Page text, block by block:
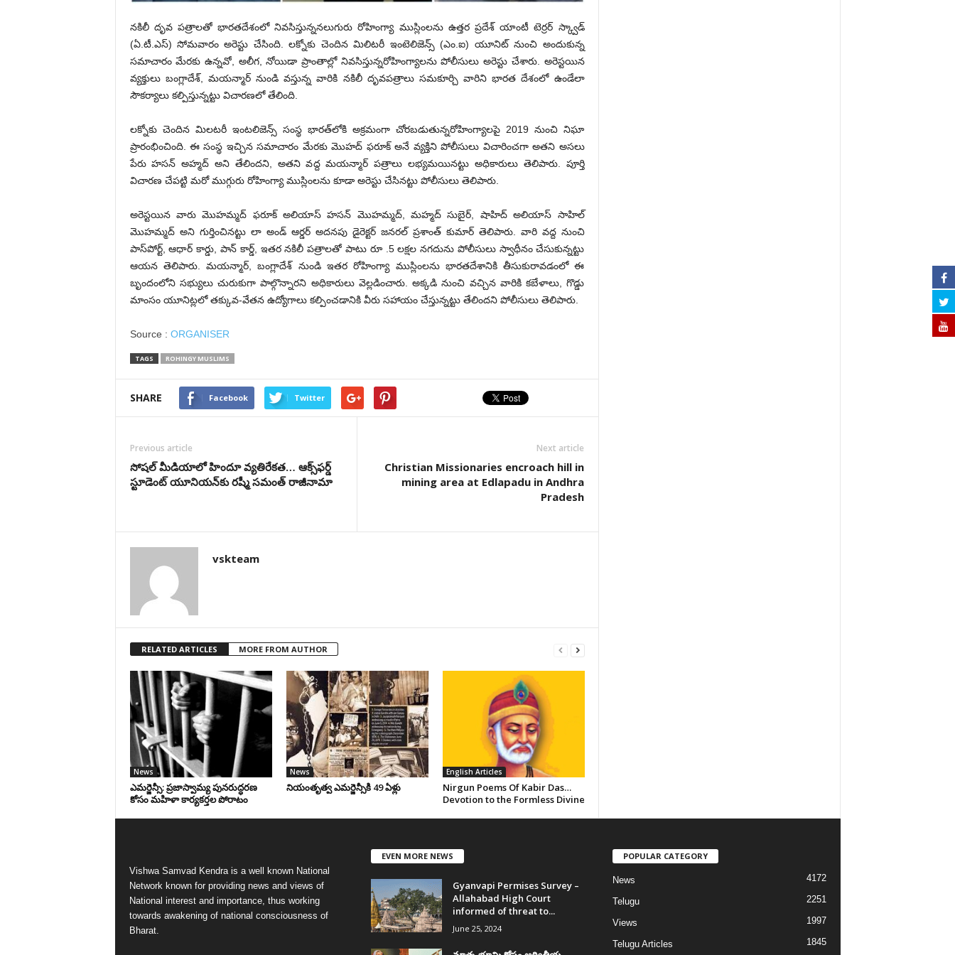
నకిలీ దృవ పత్రాలతో భారతదేశంలో నివసిస్తున్ననలుగురు రోహింగ్యా ముస్లింలను ఉత్తర ప్రదేశ్ యాంటీ టెర్రర్ స్క్వాడ్
(ఏ.టీ.ఎస్‌) సోమ‌వారం అరెస్టు చేసింది. లక్నోకు చెందిన మిలిటరీ ఇంటెలిజెన్స్ (ఎం.ఐ) యూనిట్ నుంచి అందుకున్న
స‌మాచారం మేర‌కు ఉన్నవో, అలీగ, నోయిడా ప్రాంతాల్లో నివ‌సిస్తున్న‌రోహింగ్యాల‌ను పోలీసులు అరెస్టు చేశారు. అరెస్ట‌యిన
వ్య‌క్తులు బంగ్లాదేశ్, మయన్మార్ నుండి వ‌స్తున్న వారికి న‌కిలీ దృవ‌పత్రాలు స‌మ‌కూర్చి వారిని భార‌త దేశంలో ఉండేలా
సౌక‌ర్యాలు క‌ల్పిస్తున్న‌ట్టు విచార‌ణ‌లో తేలింది.
ల‌క్నోకు చెందిన మిల‌ట‌రీ ఇంటలిజెన్స్ సంస్థ భార‌త్‌లోకి అక్ర‌మంగా చోర‌బ‌డుతున్నరోహింగ్యాల‌పై 2019 నుంచి నిఘా
ప్రారంభించింది. ఈ సంస్థ ఇచ్చిన స‌మాచారం మేర‌కు మొహద్ ఫరూక్ అనే వ్య‌క్తిని పోలీసులు విచారించ‌గా అతని అస‌లు
పేరు హసన్ అహ్మద్ అని తేలింద‌ని, అత‌ని వ‌ద్ద మయన్మార్ పత్రాలు ల‌భ్య‌మ‌యిన‌ట్టు అధికారులు తెలిపారు. పూర్తి
విచార‌ణ చేప‌ట్టి మ‌రో ముగ్గురు రోహింగ్యా ముస్లింల‌ను కూడా అరెస్టు చేసిన‌ట్టు పోలీసులు తెలిపారు.
అరెస్టయిన వారు మొహమ్మద్ ఫరూక్ అలియాస్ హసన్ మొహమ్మద్, మహ్మద్ సుబైర్, షాహిద్ అలియాస్ సాహిల్
మొహమ్మద్ అని గుర్తించినట్టు లా అండ్ ఆర్డర్ అదనపు డైరెక్టర్ జనరల్ ప్రశాంత్ కుమార్ తెలిపారు. వారి వ‌ద్ద నుంచి
పాస్‌పోర్ట్, ఆధార్ కార్డు, పాన్ కార్డ్, ఇత‌ర‌ నకిలీ పత్రాలతో పాటు రూ .5 లక్షల నగదును పోలీసులు స్వాధీనం చేసుకున్న‌ట్టు
ఆయ‌న తెలిపారు. మయన్మార్, బంగ్లాదేశ్ నుండి ఇతర రోహింగ్యా ముస్లింలను భారతదేశానికి తీసుకురావడంలో ఈ
బృందంలోని సభ్యులు చురుకుగా పాల్గొన్నారని అధికారులు వెల్లడించారు. అక్క‌డి నుంచి వ‌చ్చిన వారికి కబేళాలు, గొడ్డు
మాంసం యూనిట్లలో తక్కువ-వేతన ఉద్యోగాలు క‌ల్పించ‌డానికి వీరు స‌హాయం చేస్తున్నట్టు తేలింద‌ని పోలీసులు తెలిపారు.
Source : ORGANISER
TAGS ROHINGY MUSLIMS
SHARE Facebook Twitter
Previous article
సోష‌ల్ మీడియాలో హిందూ వ్య‌తిరేక‌త… ఆక్స్‌ఫ‌ర్డ్
స్టూడెంట్ యూనియ‌న్‌కు ర‌ష్మీ స‌మంత్ రాజీనా‌మా
Next article
Christian Missionaries encroach hill in
mining area at Edlapadu in Andhra
Pradesh
vskteam
RELATED ARTICLES MORE FROM AUTHOR
News
ఎమర్జెన్సీ: ప్రజాస్వామ్య పునరుద్ధరణ
కోసం మహిళా కార్యకర్తల పోరాటం
News
నియంతృత్వ ఎమర్జెన్సీకి 49 ఏళ్లు
English Articles
Nirgun Poems Of Kabir Das…
Devotion to the Formless Divine
Vishwa Samvad Kendra is a well known National
Network known for providing news and views of
National interest and importance, thus working
towards awakening of national consciousness of
Bharat.
EVEN MORE NEWS
Gyanvapi Permises Survey –
Allahabad High Court
informed of threat to...
June 25, 2024
POPULAR CATEGORY
News 4172
Telugu 2251
Views 1997
Telugu Articles 1845